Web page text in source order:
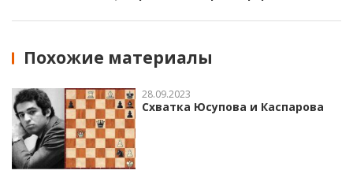
Похожие материалы
28.09.2023
Схватка Юсупова и Каспарова